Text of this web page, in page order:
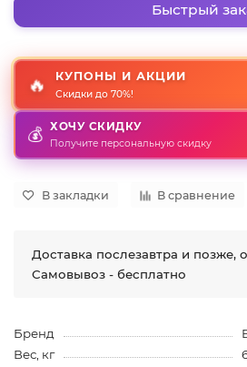
Быстрый
🔥 КУПОНЫ И АКЦИИ
Скидки до 70%!
💰 ХОЧУ СКИДКУ
Получите персональную скидку
В закладки В сравнение
Доставка послезавтра и позже,
Самовывоз - бесплатно
Бренд
Вес, кг